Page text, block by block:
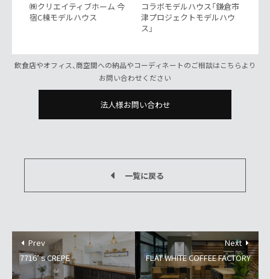
㈱クリエイティブホーム 今
宿C棟モデルハウス
コラボモデルハウス「鎌倉市
津プロジェクトモデルハウ
ス」
飲食店やオフィス、商空間への納品やコーディネートのご相談はこちらより
お問い合わせください
法人様お問い合わせ
一覧に戻る
Prev
7716’ｓCREPE
Next
FLAT WHITE COFFEE FACTORY